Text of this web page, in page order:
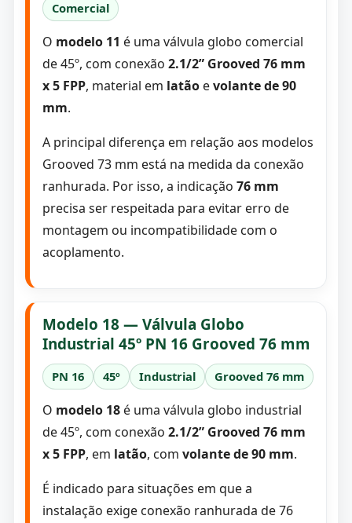
Comercial
O modelo 11 é uma válvula globo comercial
de 45º, com conexão 2.1/2” Grooved 76 mm
x 5 FPP, material em latãoevolante de 90
mm.
A principal diferença em relação aos modelos
Grooved 73 mm está na medida da conexão
ranhurada. Por isso, a indicação 76 mm
precisa ser respeitada para evitar erro de
montagem ou incompatibilidade com o
acoplamento.
Modelo 18 — Válvula Globo
Industrial 45º PN 16 Grooved 76 mm
PN 16 45º Industrial Grooved 76 mm
O modelo 18é uma válvula globo industrial
de 45º, com conexão 2.1/2” Grooved 76 mm
x 5 FPP, em latão, com volante de 90 mm.
É indicado para situações em que a
instalação exige conexão ranhurada de 76